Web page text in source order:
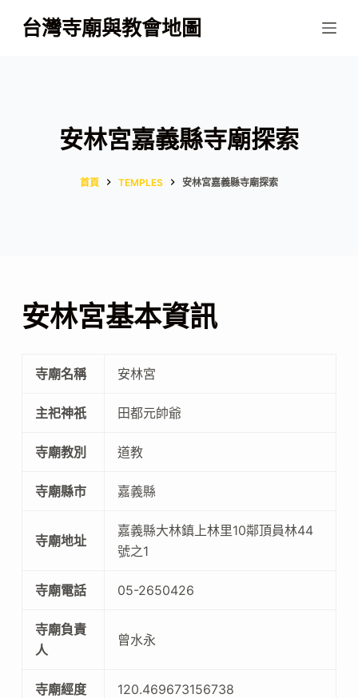
跳
至
台灣寺廟與教會地圖
安林宮嘉義縣寺廟探索
首頁 TEMPLES 安林宮嘉義縣寺廟探索
安林宮基本資訊
寺廟名稱 安林宮
主祀神祇 田都元帥爺
寺廟教別 道教
寺廟縣市 嘉義縣
寺廟地址
嘉義縣大林鎮上林里10鄰頂員林44
號之1
寺廟電話 05-2650426
寺廟負責
人
曾水永
寺廟經度 120.469673156738